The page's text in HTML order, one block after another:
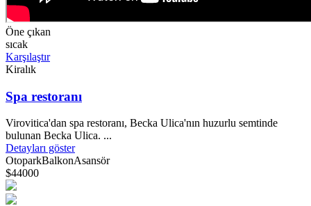
Öne çıkan
sıcak
Karşılaştır
Kiralık
Spa restoranı
Virovitica'dan spa restoranı, Becka Ulica'nın huzurlu semtinde
bulunan Becka Ulica. ...
Detayları göster
OtoparkBalkonAsansör
$44000